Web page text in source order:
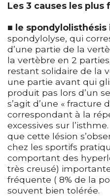
Les 3 causes les
■ le
spondylolyse, qui
d’une partie de la
la vertèbre en 2
restant solidaire de la
une partie avant qui
produit pas lors d’un
s’agit d’une « fracture
correspondant à la
excessives sur
que cette lésion
chez les sportifs
comportant des
très creusé)
fréquente ( 8% de la
souvent bien tolérée.